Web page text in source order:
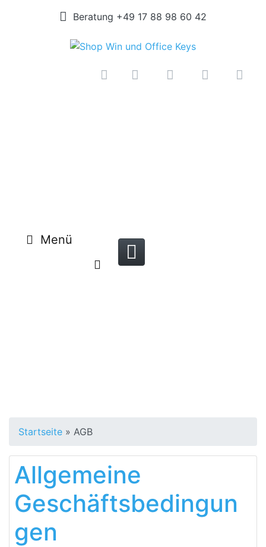
Beratung +49 17 88 98 60 42
Menü
Startseite » AGB
Allgemeine
Geschäftsbedingun
gen